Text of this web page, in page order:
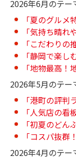
2026年6月のテー
「夏のグルメ
「気持ち晴れ
「こだわりの
「静岡で楽し
「地物最高！
2026年5月のテー
「港町の評判
「人気店の看
「初夏のどん
「コスパ抜群
2026年4月のテー